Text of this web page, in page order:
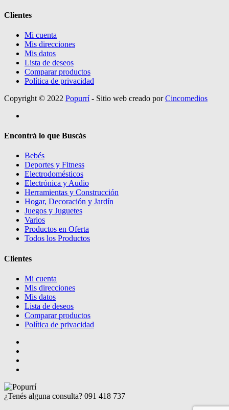
Clientes
Mi cuenta
Mis direcciones
Mis datos
Lista de deseos
Comparar productos
Política de privacidad
Copyright © 2022 Popurrí- Sitio web creado porCincomedios
Encontrá lo que Buscás
Bebés
Deportes y Fitness
Electrodomésticos
Electrónica y Audio
Herramientas y Construcción
Hogar, Decoración y Jardín
Juegos y Juguetes
Varios
Productos en Oferta
Todos los Productos
Clientes
Mi cuenta
Mis direcciones
Mis datos
Lista de deseos
Comparar productos
Política de privacidad
¿Tenés alguna consulta? 091 418 737